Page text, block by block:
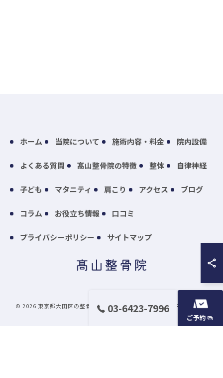
03-6423-7996
ご予約
ホーム 当院について 施術内容・料金 院内設備
よくある質問 髙山整骨院の特徴 整体 自律神経
子ども マタニティ 肩こり アクセス ブログ
コラム お役立ち情報 口コミ
プライバシーポリシー サイトマップ
© 2026 東京都大田区の整骨院なら髙山整骨院 ALL RIGHTS RESERVED.